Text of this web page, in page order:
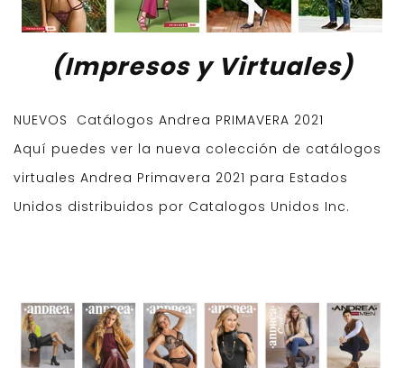
(Impresos y Virtuales)
NUEVOS Catálogos Andrea PRIMAVERA 2021
Aquí puedes ver la nueva colección de catálogos
virtuales Andrea Primavera 2021 para Estados
Unidos distribuidos por Catalogos Unidos Inc.